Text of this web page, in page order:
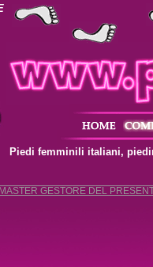
Piedi femminili italiani,
MASTER GESTORE DEL